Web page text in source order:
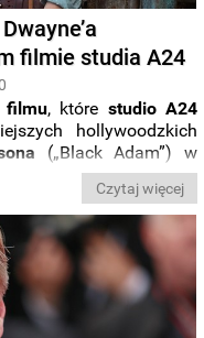
filmie studia A24
filmu, które studio A24
hollywoodzkich
(„Black Adam”) w
Machine”ma pojawić
z którą gwiazdor
do dżungli”. Reżyseruje
Czytaj więcej